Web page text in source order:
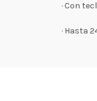
· Con
· Hasta